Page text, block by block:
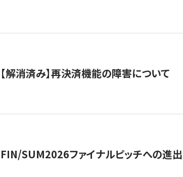
【解消済み】再決済機能の障害について
FIN/SUM2026ファイナルピッチへの進出